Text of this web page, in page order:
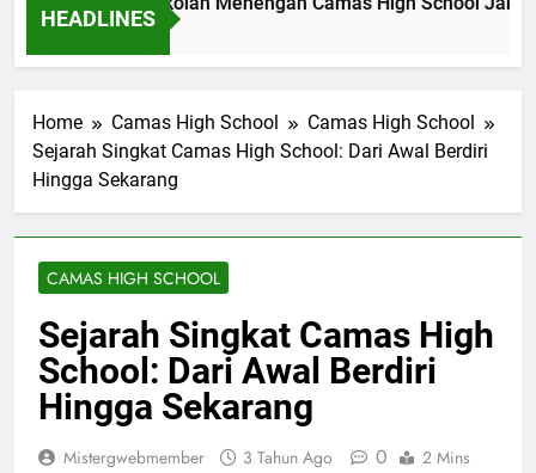
HEADLINES
Home Camas High School
Camas High School
Sejarah Singkat Camas High School: Dari Awal Berdiri
Hingga Sekarang
CAMAS HIGH SCHOOL
Sejarah Singkat Camas High
School: Dari Awal Berdiri
Hingga Sekarang
Mistergwebmember 3 Tahun Ago 0 2 Mins